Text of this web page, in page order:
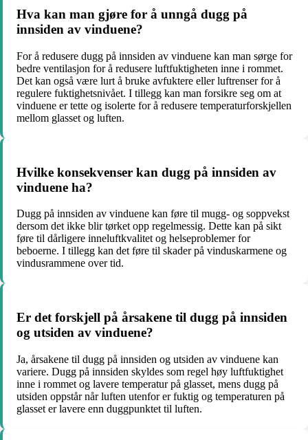
Hva kan man gjøre for å unngå dugg på
innsiden av vinduene?
For å redusere dugg på innsiden av vinduene kan man sørge for
bedre ventilasjon for å redusere luftfuktigheten inne i rommet.
Det kan også være lurt å bruke avfuktere eller luftrenser for å
regulere fuktighetsnivået. I tillegg kan man forsikre seg om at
vinduene er tette og isolerte for å redusere temperaturforskjellen
mellom glasset og luften.
Hvilke konsekvenser kan dugg på innsiden av
vinduene ha?
Dugg på innsiden av vinduene kan føre til mugg- og soppvekst
dersom det ikke blir tørket opp regelmessig. Dette kan på sikt
føre til dårligere inneluftkvalitet og helseproblemer for
beboerne. I tillegg kan det føre til skader på vinduskarmene og
vindusrammene over tid.
Er det forskjell på årsakene til dugg på innsiden
og utsiden av vinduene?
Ja, årsakene til dugg på innsiden og utsiden av vinduene kan
variere. Dugg på innsiden skyldes som regel høy luftfuktighet
inne i rommet og lavere temperatur på glasset, mens dugg på
utsiden oppstår når luften utenfor er fuktig og temperaturen på
glasset er lavere enn duggpunktet til luften.